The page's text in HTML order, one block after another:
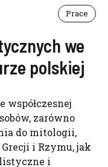
Prace
we
polskiej
zarówno
do mitologii,
i Rzymu, jak
i